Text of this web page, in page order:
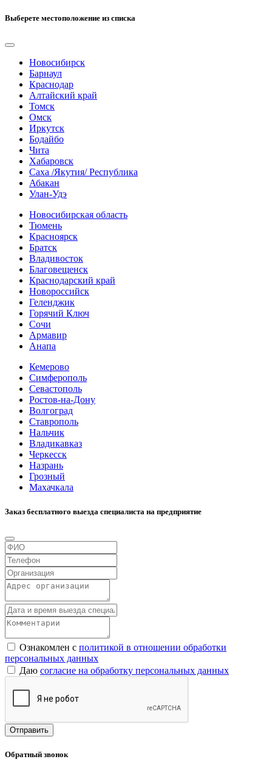
Выберете местоположение из списка
Новосибирск
Барнаул
Краснодар
Алтайский край
Томск
Омск
Иркутск
Бодайбо
Чита
Хабаровск
Саха /Якутия/ Республика
Абакан
Улан-Удэ
Новосибирская область
Тюмень
Красноярск
Братск
Владивосток
Благовещенск
Краснодарский край
Новороссийск
Геленджик
Горячий Ключ
Сочи
Армавир
Анапа
Кемерово
Симферополь
Севастополь
Ростов-на-Дону
Волгоград
Ставрополь
Нальчик
Владикавказ
Черкесск
Назрань
Грозный
Махачкала
Заказ бесплатного выезда специалиста на предприятие
Ознакомлен с политикой в отношении обработки
персональных данных
Даю согласие на обработку персональных данных
Обратный звонок